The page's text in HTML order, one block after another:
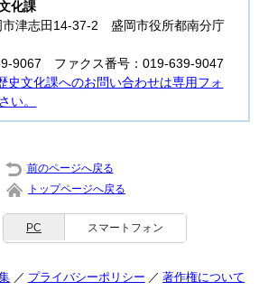
化課
津志田14-37-2 盛岡市役所都南分庁
9067 ファクス番号：019-639-9047
文化課へのお問い合わせは専用フォ
い。
前のページへ戻る
トップページへ戻る
PC スマートフォン
プライバシーポリシー 著作権について